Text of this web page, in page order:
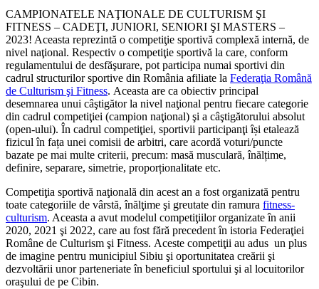
CAMPIONATELE NAŢIONALE DE CULTURISM ŞI
FITNESS – CADEŢI, JUNIORI, SENIORI ŞI MASTERS –
2023! Aceasta reprezintă o competiţie sportivă complexă internă, de
nivel naţional. Respectiv o competiţie sportivă la care, conform
regulamentului de desfăşurare, pot participa numai sportivi din
cadrul structurilor sportive din România afiliate la Federaţia Română
de Culturism şi Fitness. Aceasta are ca obiectiv principal
desemnarea unui câştigător la nivel naţional pentru fiecare categorie
din cadrul competiţiei (campion naţional) şi a câştigătorului absolut
(open-ului). În cadrul competiţiei, sportivii participanţi își etalează
fizicul în fața unei comisii de arbitri, care acordă voturi/puncte
bazate pe mai multe criterii, precum: masă musculară, înălțime,
definire, separare, simetrie, proporționalitate etc.
Competiţia sportivă naţională din acest an a fost organizată pentru
toate categoriile de vârstă, înălţime şi greutate din ramura fitness-
culturism. Aceasta a avut modelul competiţiilor organizate în anii
2020, 2021 şi 2022, care au fost fără precedent în istoria Federaţiei
Române de Culturism şi Fitness. Aceste competiţii au adus un plus
de imagine pentru municipiul Sibiu şi oportunitatea creării şi
dezvoltării unor parteneriate în beneficiul sportului şi al locuitorilor
oraşului de pe Cibin.